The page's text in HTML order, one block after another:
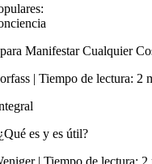
Manifestar Cualquier
| Tiempo de lectura: 2
es y es útil?
| Tiempo de lectura: 2